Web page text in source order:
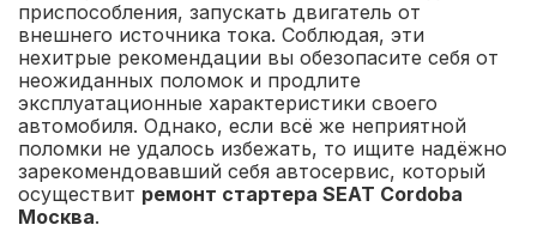
приспособления, запускать двигатель от
внешнего источника тока. Соблюдая, эти
нехитрые рекомендации вы обезопасите себя от
неожиданных поломок и продлите
эксплуатационные характеристики своего
автомобиля. Однако, если всё же неприятной
поломки не удалось избежать, то ищите надёжно
зарекомендовавший себя автосервис, который
осуществит ремонт стартера SEAT Cordoba
Москва.